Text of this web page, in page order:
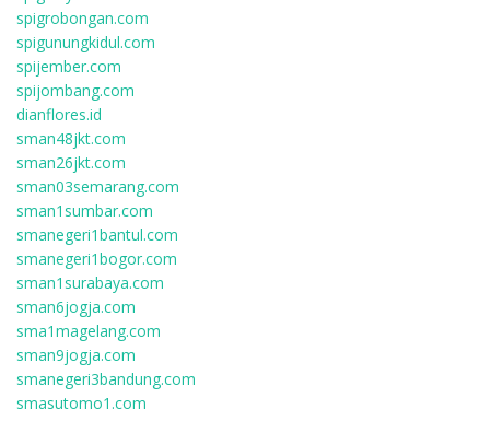
spigrobongan.com
spigunungkidul.com
spijember.com
spijombang.com
dianflores.id
sman48jkt.com
sman26jkt.com
sman03semarang.com
sman1sumbar.com
smanegeri1bantul.com
smanegeri1bogor.com
sman1surabaya.com
sman6jogja.com
sma1magelang.com
sman9jogja.com
smanegeri3bandung.com
smasutomo1.com